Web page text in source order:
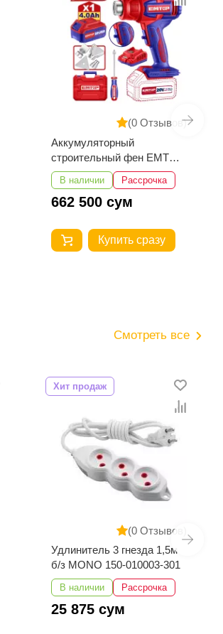
(0 Отзывов)
Аккумуляторный ударный
шуруповерт EMTOP
ECIRL16178
В наличии Рассрочка
812 500 сум
Купить сразу
Смотреть все
(0 Отзывов)
Хит продаж
Аккумуляторная дрель
шуруповерт INGCO
CDLI200518
Нет в наличии
Рассрочка